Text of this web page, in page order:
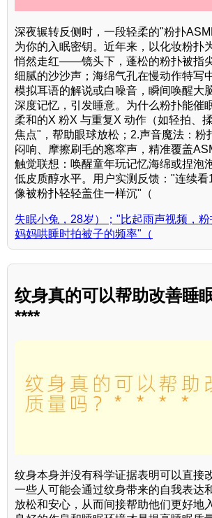
深夜辗转反侧时，一段轻柔的"粉扑
为你的入眠密钥。近年来，以化妆粉扑
悄然走红——镜头下，蓬松的粉扑被指
细腻的沙沙声；海绵气孔在慢动作特写
模拟耳语的解说或白噪音，瞬间唤醒大
深度记忆，引发睡意。为什么粉扑能催
柔和的X 粉X 与重复X 动作（如轻拍、
焦点"，帮助眼球放松；2.声音魔法：粉
闷响、摩擦刷毛的窸窣声，精准覆盖
触觉联想：唤醒童年玩记忆海绵或捏泡
低皮质醇水平。用户实测反馈："连续
像被粉扑轻轻盖住一样沉"（
失眠小兔，28岁）；"比起雨声视频，
妈妈哄睡时拍被子的频率"（
纹身真的可以帮助改善睡
****
纹身本身并没有科学证据表明可以直接
一些人可能会通过纹身带来的自我表达
放松和安心，从而间接帮助他们更好地